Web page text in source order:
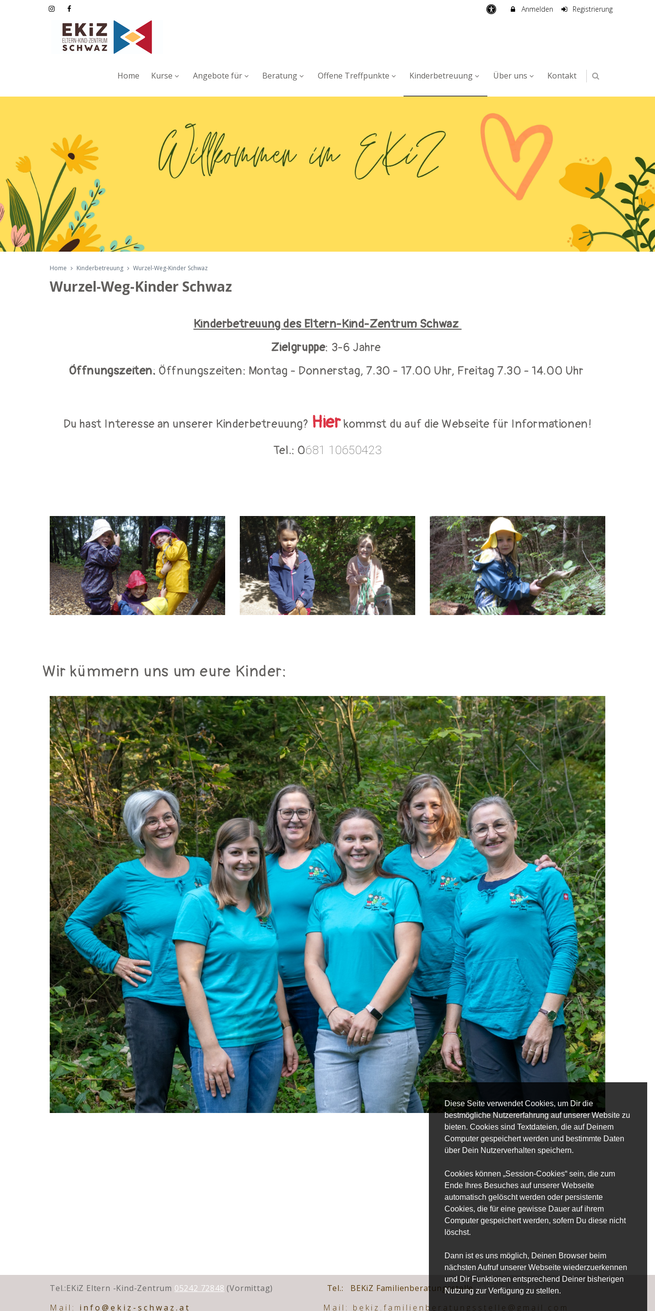
Diese Seite verwendet Cookies, um Dir die
bestmögliche Nutzererfahrung auf unserer Website zu
bieten. Cookies sind Textdateien, die auf Deinem
Computer gespeichert werden und bestimmte Daten
über Dein Nutzerverhalten speichern.
Cookies können „Session-Cookies“ sein, die zum
Ende Ihres Besuches auf unserer Webseite
automatisch gelöscht werden oder persistente
Cookies, die für eine gewisse Dauer auf ihrem
Computer gespeichert werden, sofern Du diese nicht
löschst.
Dann ist es uns möglich, Deinen Browser beim
nächsten Aufruf unserer Webseite wiederzuerkennen
und Dir Funktionen entsprechend Deiner bisherigen
Nutzung zur Verfügung zu stellen.
Anmelden Registrierung
Home Kurse Angebote für Beratung Offene Treffpunkte Kinderbetreuung Über uns Kontakt
Home Kinderbetreuung Wurzel-Weg-Kinder Schwaz
Wurzel-Weg-Kinder Schwaz
Kinderbetreuung des Eltern-Kind-Zentrum Schwaz
Zielgruppe: 3-6 Jahre
Öffnungszeiten: Öffnungszeiten: Montag - Donnerstag, 7.30 - 17.00 Uhr, Freitag 7.30 - 14.00 Uhr
Du hast Interesse an unserer Kinderbetreuung? Hierkommst du auf die Webseite für Informationen!
Tel.: 0681 10650423
Wir kümmern uns um eure Kinder:
Tel.:EKiZ Eltern -Kind-Zentrum 05242 72848 (Vormittag) Tel.: BEKiZ Familienberatungsstelle 0677 62152012
Mai l: info@ekiz-schwaz.at Mail: bekiz.familienberatungsstelle@gmail.com